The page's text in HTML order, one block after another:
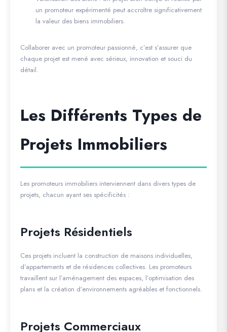
un promoteur expérimenté peut accroître significativement
la valeur des biens immobiliers.
Collaborer avec un promoteur passionné, c’est s’assurer que
chaque projet est mené avec sérieux, innovation et souci du
détail.
Les Différents Types de
Projets Immobiliers
Les promoteurs immobiliers interviennent dans divers types de
projets, chacun ayant ses spécificités :
Projets Résidentiels
Ces projets incluent la construction de maisons individuelles,
d’appartements et de résidences collectives. Les promoteurs
travaillent sur l’aménagement des espaces, l’optimisation des
plans et la création d’environnements agréables et fonctionnels.
Projets Commerciaux